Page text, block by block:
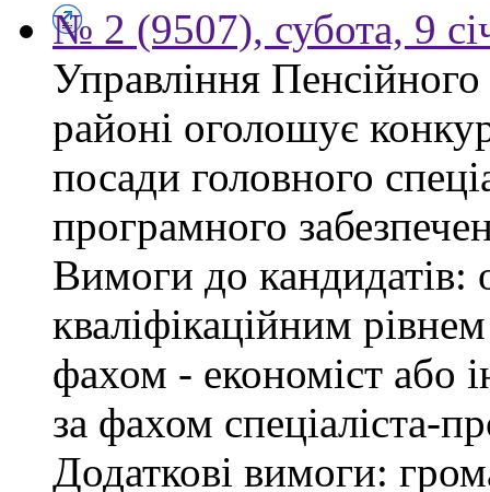
№ 2 (9507), субота, 9
Управління
районі оголошує
посади головного
програмного
Вимоги до кандидатів:
кваліфікаційним
фахом - економіст або
за фахом спеціаліста-
Додаткові вимоги: